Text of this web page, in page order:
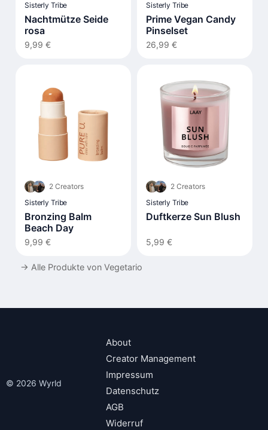
Sisterly Tribe
Nachtmütze Seide
rosa
9,99 €
Sisterly Tribe
Prime Vegan Candy
Pinselset
26,99 €
2 Creators
Sisterly Tribe
Bronzing Balm
Beach Day
9,99 €
2 Creators
Sisterly Tribe
Duftkerze Sun Blush
5,99 €
→ Alle Produkte von Vegetario
© 2026 Wyrld
About
Creator Management
Impressum
Datenschutz
AGB
Widerruf